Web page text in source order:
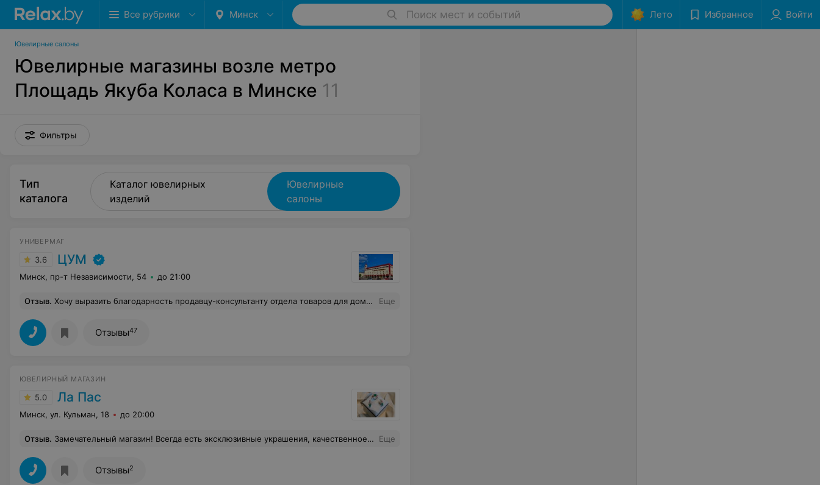
Все рубрики Минск Поиск мест и событий Лето Избранное Войти
Ювелирные салоны
Ювелирные магазины возле метро
Площадь Якуба Коласа в Минске 11
Фильтры
Тип
каталога
Каталог ювелирных
изделий
Ювелирные
салоны
УНИВЕРМАГ
3.6 ЦУМ
Минск, пр-т Независимости, 54 до 21:00
Отзыв. Хочу выразить благодарность продавцу-консультанту отдела товаров для дома М. Александру за помощь в выборе ковра и внимательное отношение. Вот что значит, когда человек на своем месте. Покупку сделала утром, а вечером вспоминаю с благодарностью. Удивительное для меня дело. Вот и решила хотя бы здесь выразиться Еще
Отзывы47
ЮВЕЛИРНЫЙ МАГАЗИН
5.0 Ла Пас
Минск, ул. Кульман, 18 до 20:00
Отзыв. Замечательный магазин! Всегда есть эксклюзивные украшения, качественное обслуживание и цены на любой кошелек. За последние два года все украшения для себя, мамы и на подарок приобретаю только тут. Еще
Отзывы2